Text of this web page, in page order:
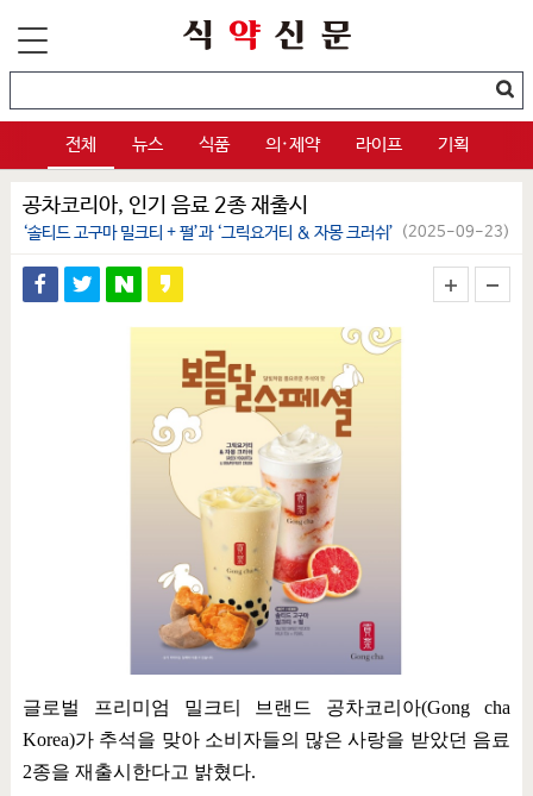
전체 뉴스 식품 의·제약 라이프 기획
공차코리아, 인기 음료 2종 재출시
‘솔티드 고구마 밀크티 + 펄’과 ‘그릭요거티 & 자몽 크러쉬’ (2025-09-23)
글로벌 프리미엄 밀크티 브랜드 공차코리아(Gong cha
Korea)가 추석을 맞아 소비자들의 많은 사랑을 받았던 음료
2종을 재출시한다고 밝혔다.